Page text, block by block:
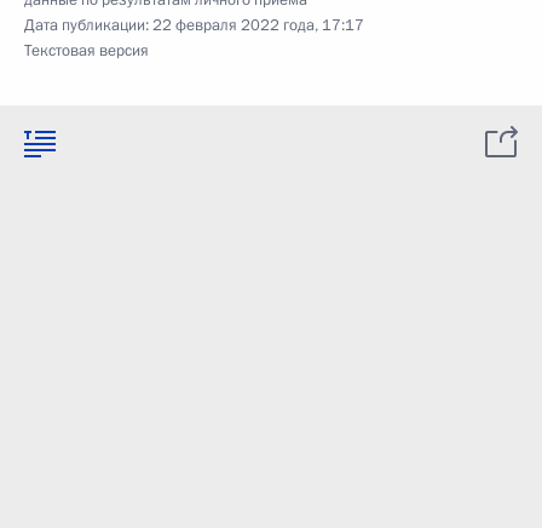
Дата публикации:22 февраля 2022 года, 17:17
Текстовая версия